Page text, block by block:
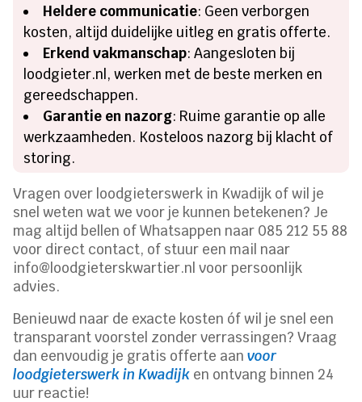
Heldere communicatie: Geen verborgen
kosten, altijd duidelijke uitleg en gratis offerte.
Erkend vakmanschap: Aangesloten bij
loodgieter.nl, werken met de beste merken en
gereedschappen.
Garantie en nazorg: Ruime garantie op alle
werkzaamheden. Kosteloos nazorg bij klacht of
storing.
Vragen over loodgieterswerk in Kwadijk of wil je
snel weten wat we voor je kunnen betekenen? Je
mag altijd bellen of Whatsappen naar 085 212 55 88
voor direct contact, of stuur een mail naar
info@loodgieterskwartier.nl voor persoonlijk
advies.
Benieuwd naar de exacte kosten óf wil je snel een
transparant voorstel zonder verrassingen? Vraag
dan eenvoudig je gratis offerte aanvoor
loodgieterswerk in Kwadijk en ontvang binnen 24
uur reactie!